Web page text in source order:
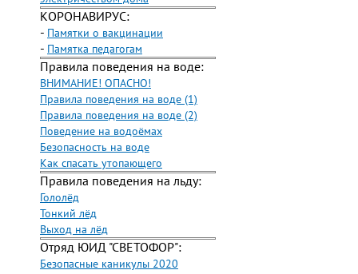
КОРОНАВИРУС:
- Памятки о вакцинации
- Памятка педагогам
Правила поведения на воде:
ВНИМАНИЕ! ОПАСНО!
Правила поведения на воде (1)
Правила поведения на воде (2)
Поведение на водоёмах
Безопасность на воде
Как спасать утопающего
Правила поведения на льду:
Гололёд
Тонкий лёд
Выход на лёд
Отряд ЮИД "СВЕТОФОР":
Безопасные каникулы 2020